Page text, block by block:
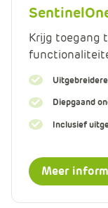
Krijg toegang
Diepgaand
Inclusief
Meer